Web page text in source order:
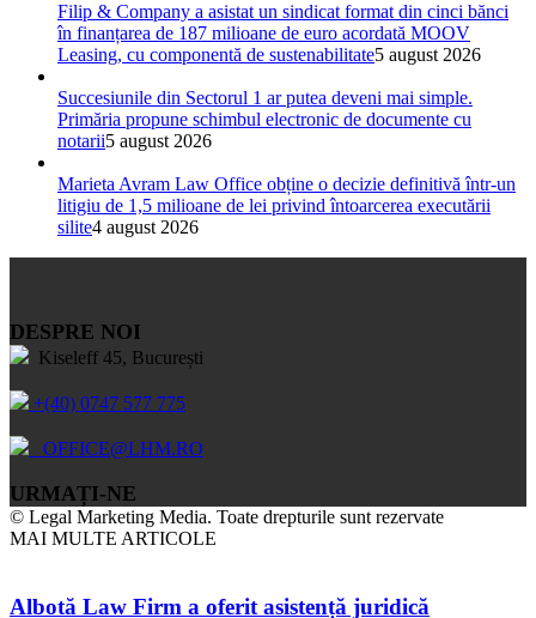
Filip & Company a asistat un sindicat format din cinci bănci
în finanțarea de 187 milioane de euro acordată MOOV
Leasing, cu componentă de sustenabilitate5 august 2026
Succesiunile din Sectorul 1 ar putea deveni mai simple.
Primăria propune schimbul electronic de documente cu
notarii5 august 2026
Marieta Avram Law Office obține o decizie definitivă într-un
litigiu de 1,5 milioane de lei privind întoarcerea executării
silite4 august 2026
DESPRE NOI
Kiseleff 45, București
+(40) 0747 577 775
OFFICE@LHM.RO
URMAȚI-NE
© Legal Marketing Media. Toate drepturile sunt rezervate
MAI MULTE ARTICOLE
Albotă Law Firm a oferit asistență juridică